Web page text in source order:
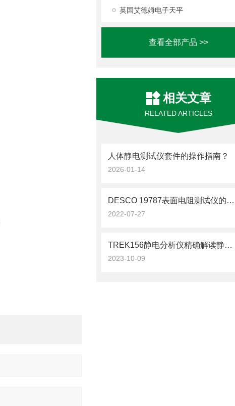
英国艾德姆电子天平
查看全部产品 >>
相关文章
RELATED ARTICLES
人体静电测试仪套件的操作指南？
2026-01-14
DESCO 19787表面电阻测试仪的故障现象及排除方法
2022-07-27
TREK156静电分析仪精确解读静电现象
2023-10-09